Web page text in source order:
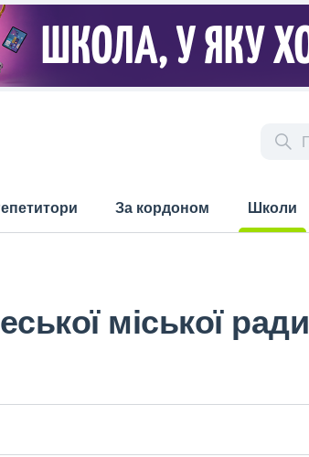
За кордоном
Школи
міської ради